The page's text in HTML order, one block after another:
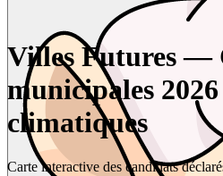
Villes Futures —
municipales
climatiques
Carte interactive des candidats